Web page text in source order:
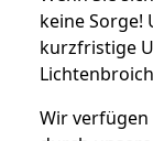
keine Sorge!
kurzfristige
Wir verfügen